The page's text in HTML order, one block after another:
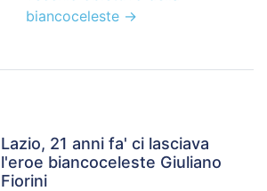
biancoceleste→
Lazio, 21 anni fa' ci lasciava
l'eroe biancoceleste Giuliano
Fiorini